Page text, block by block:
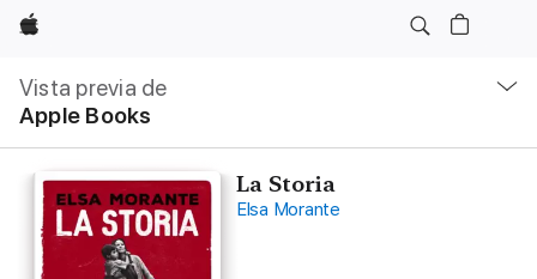
Apple
Vista previa de
Apple Books
local
Abrir
menú
La Storia
Elsa Morante